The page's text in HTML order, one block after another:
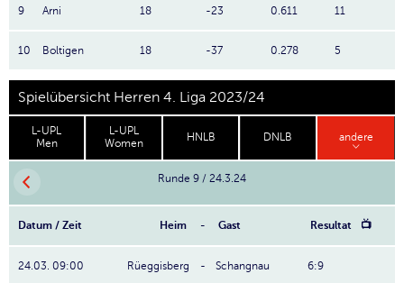
9 Arni 18 -23 0.611 11
10 Boltigen 18 -37 0.278 5
Spielübersicht Herren 4. Liga 2023/24
L-UPL
Men
L-UPL
Women
HNLB DNLB andere
Runde 9 / 24.3.24
Datum / Zeit Heim - Gast Resultat 📺
24.03. 09:00 Rüeggisberg - Schangnau 6:9